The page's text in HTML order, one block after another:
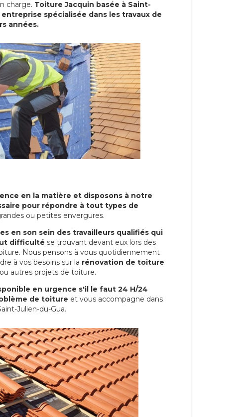
charge. Toiture Jacquin basée à Saint-
spécialisée dans les travaux de
années.
en la matière et disposons à notre
pour répondre à tout types de
ou petites envergures.
en son sein des travailleurs qualifiés qui
difficulté se trouvant devant eux lors des
Nous pensons à vous quotidiennement
à vos besoins sur la rénovation de toiture
ou autres projets de toiture.
en urgence s'il le faut 24 H/24
de toiture et vous accompagne dans
Julien-du-Gua.